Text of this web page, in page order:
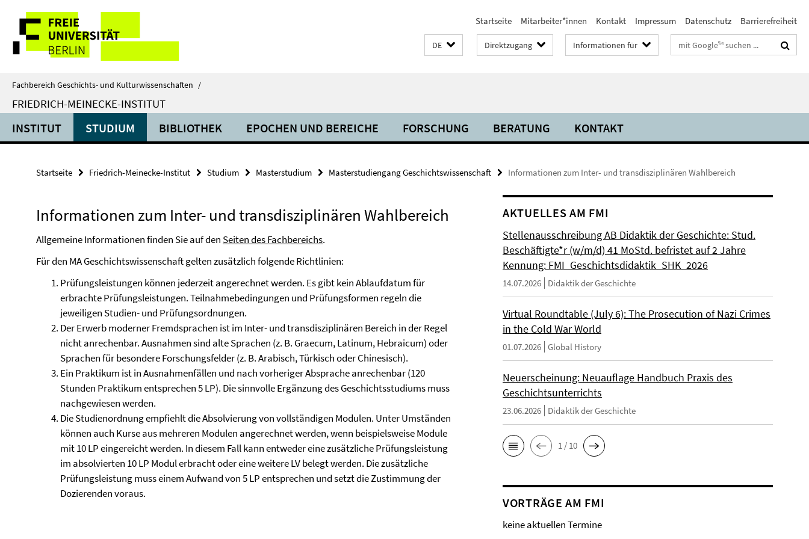
direkt
Inhalt
Service-
Navigation
Startseite Mitarbeiter*innen Kontakt Impressum Datenschutz Barrierefreiheit
DE Direktzugang Informationen für Suchbegriffe
Fachbereich Geschichts- und Kulturwissenschaften /
FRIEDRICH-MEINECKE-INSTITUT
INSTITUT STUDIUM BIBLIOTHEK EPOCHEN UND BEREICHE FORSCHUNG BERATUNG KONTAKT
Startseite Friedrich-Meinecke-Institut Studium Masterstudium Masterstudiengang Geschichtswissenschaft Informationen zum Inter- und transdisziplinären Wahlbereich
Informationen zum Inter- und transdisziplinären Wahlbereich
Allgemeine Informationen finden Sie auf den Seiten des Fachbereichs.
Für den MA Geschichtswissenschaft gelten zusätzlich folgende Richtlinien:
Prüfungsleistungen können jederzeit angerechnet werden. Es gibt kein Ablaufdatum für
erbrachte Prüfungsleistungen. Teilnahmebedingungen und Prüfungsformen regeln die
jeweiligen Studien- und Prüfungsordnungen.
Der Erwerb moderner Fremdsprachen ist im Inter- und transdisziplinären Bereich in der Regel
nicht anrechenbar. Ausnahmen sind alte Sprachen (z. B. Graecum, Latinum, Hebraicum) oder
Sprachen für besondere Forschungsfelder (z. B. Arabisch, Türkisch oder Chinesisch).
Ein Praktikum ist in Ausnahmenfällen und nach vorheriger Absprache anrechenbar (120
Stunden Praktikum entsprechen 5 LP). Die sinnvolle Ergänzung des Geschichtsstudiums muss
nachgewiesen werden.
Die Studienordnung empfiehlt die Absolvierung von vollständigen Modulen. Unter Umständen
können auch Kurse aus mehreren Modulen angerechnet werden, wenn beispielsweise Module
mit 10 LP eingereicht werden. In diesem Fall kann entweder eine zusätzliche Prüfungsleistung
im absolvierten 10 LP Modul erbracht oder eine weitere LV belegt werden. Die zusätzliche
Prüfungsleistung muss einem Aufwand von 5 LP entsprechen und setzt die Zustimmung der
Dozierenden voraus.
AKTUELLES AM FMI
Stellenausschreibung AB Didaktik der Geschichte: Stud.
Beschäftigte*r (w/m/d) 41 MoStd. befristet auf 2 Jahre
Kennung: FMI_Geschichtsdidaktik_SHK_2026
14.07.2026 Didaktik der Geschichte
Virtual Roundtable (July 6): The Prosecution of Nazi Crimes
in the Cold War World
01.07.2026 Global History
Neuerscheinung: Neuauflage Handbuch Praxis des
Geschichtsunterrichts
23.06.2026 Didaktik der Geschichte
1 / 10
VORTRÄGE AM FMI
keine aktuellen Termine